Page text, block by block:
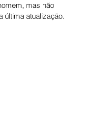
mas não
última atualização.